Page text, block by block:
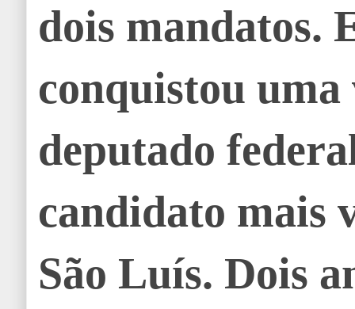
dois mandatos.
conquistou uma
deputado
candidato mais
São Luís. Dois